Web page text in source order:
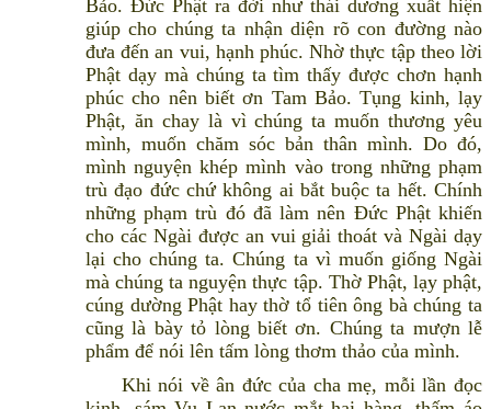
Bảo. Đức Phật ra đời như thái dương xuất hiện
giúp cho chúng ta nhận diện rõ con đường nào
đưa đến an vui, hạnh phúc. Nhờ thực tập theo lời
Phật dạy mà chúng ta tìm thấy được chơn hạnh
phúc cho nên biết ơn Tam Bảo. Tụng kinh, lạy
Phật, ăn chay là vì chúng ta muốn thương yêu
mình, muốn chăm sóc bản thân mình. Do đó,
mình nguyện khép mình vào trong những phạm
trù đạo đức chứ không ai bắt buộc ta hết. Chính
những phạm trù đó đã làm nên Đức Phật khiến
cho các Ngài được an vui giải thoát và Ngài dạy
lại cho chúng ta. Chúng ta vì muốn giống Ngài
mà chúng ta nguyện thực tập. Thờ Phật, lạy phật,
cúng dường Phật hay thờ tổ tiên ông bà chúng ta
cũng là bày tỏ lòng biết ơn. Chúng ta mượn lễ
phẩm để nói lên tấm lòng thơm thảo của mình.
Khi nói về ân đức của cha mẹ, mỗi lần đọc